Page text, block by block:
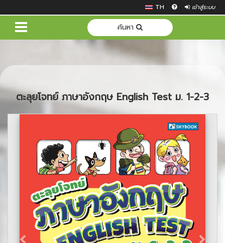
TH เข้าสู่ระบบ
ค้นหา
ตะลุยโจทย์ ภาษาอังกฤษ English Test ม. 1-2-3
Next